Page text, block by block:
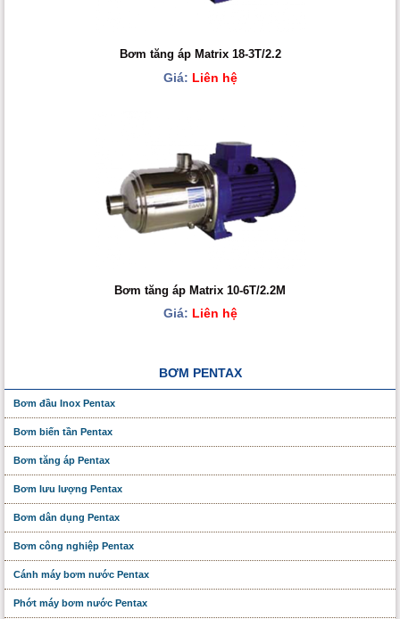
Bơm tăng áp Matrix 18-3T/2.2
Giá: Liên hệ
Bơm tăng áp Matrix 10-6T/2.2M
Giá: Liên hệ
BƠM PENTAX
Bơm đầu Inox Pentax
Bơm biến tần Pentax
Bơm tăng áp Pentax
Bơm lưu lượng Pentax
Bơm dân dụng Pentax
Bơm công nghiệp Pentax
Cánh máy bơm nước Pentax
Phớt máy bơm nước Pentax